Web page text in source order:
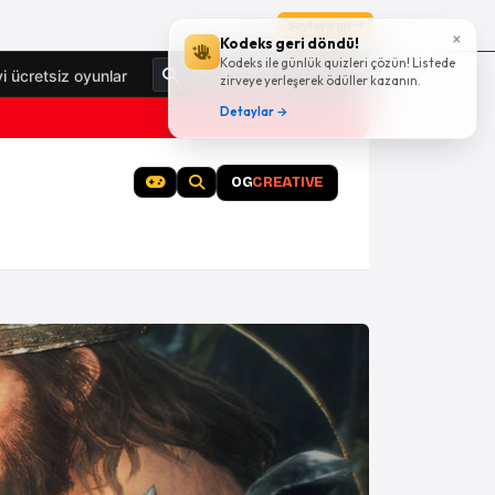
×
Kodeks geri döndü!
Kodeks ile günlük quizleri çözün! Listede
zirveye yerleşerek ödüller kazanın.
Detaylar →
ücretsiz oyunlar Giriş Yap
OGCREATIVE